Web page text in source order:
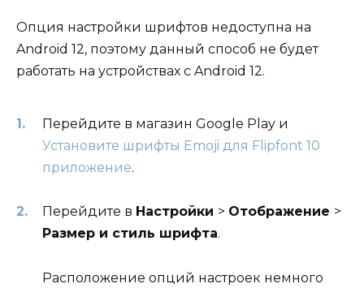
Опция настройки шрифтов недоступна на
Android 12, поэтому данный способ не будет
работать на устройствах с Android 12.
Перейдите в магазин Google Play и
Установите шрифты Emoji для Flipfont 10
приложение.
Перейдите в Настройки > Отображение >
Размер и стиль шрифта.
Расположение опций настроек немного